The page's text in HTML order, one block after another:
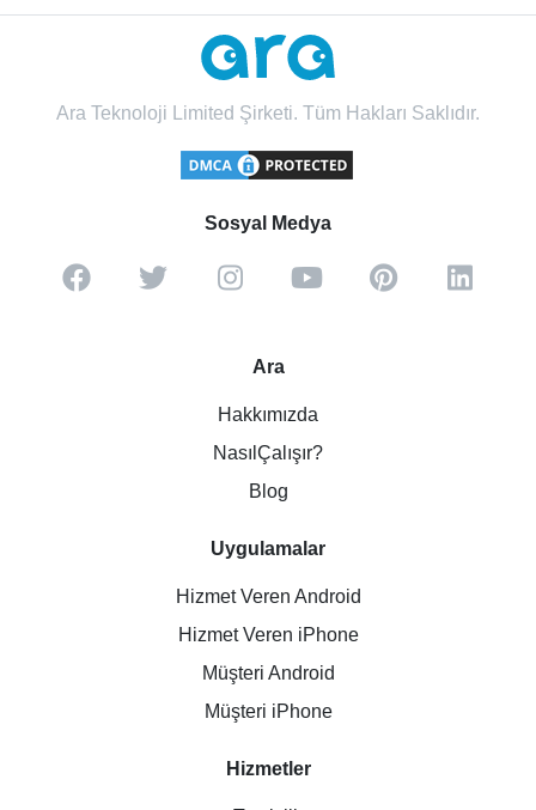
Ara Teknoloji Limited Şirketi. Tüm Hakları Saklıdır.
Sosyal Medya
Ara
Hakkımızda
NasılÇalışır?
Blog
Uygulamalar
Hizmet Veren Android
Hizmet Veren iPhone
Müşteri Android
Müşteri iPhone
Hizmetler